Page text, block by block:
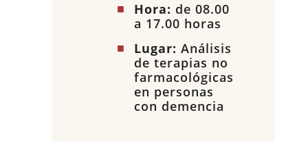
Hora: de 08.00
a 17.00 horas
Lugar: Análisis
de terapias no
farmacológicas
en personas
con demencia